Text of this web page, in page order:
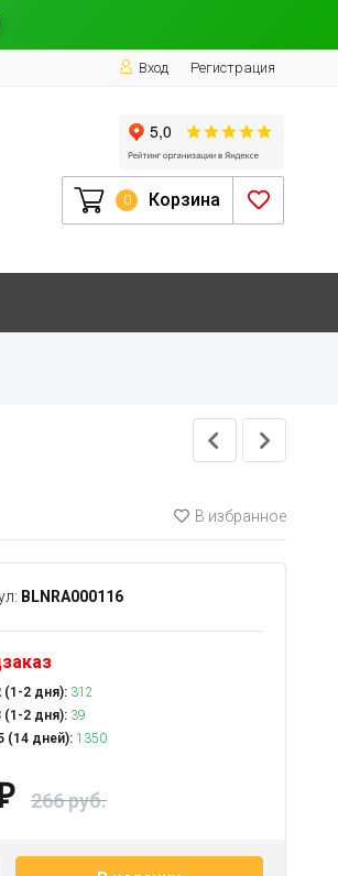
Вход Регистрация
0 Корзина
В избранное
BLNRA000116
(1-2 дня): 312
(1-2 дня): 39
(14 дней): 1350
266 руб.